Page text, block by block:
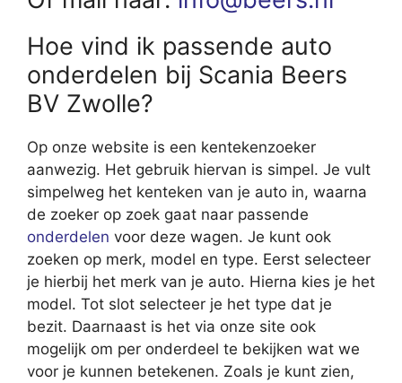
Hoe vind ik passende auto
onderdelen bij Scania Beers
BV Zwolle?
Op onze website is een kentekenzoeker
aanwezig. Het gebruik hiervan is simpel. Je vult
simpelweg het kenteken van je auto in, waarna
de zoeker op zoek gaat naar passende
onderdelen voor deze wagen. Je kunt ook
zoeken op merk, model en type. Eerst selecteer
je hierbij het merk van je auto. Hierna kies je het
model. Tot slot selecteer je het type dat je
bezit. Daarnaast is het via onze site ook
mogelijk om per onderdeel te bekijken wat we
voor je kunnen betekenen. Zoals je kunt zien,